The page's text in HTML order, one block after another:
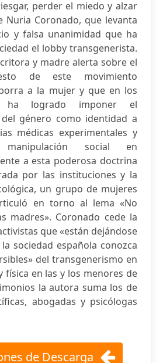
perder el miedo y alzar
Nuria Coronado, que levanta
y falsa unanimidad que ha
el lobby transgenerista.
y madre alerta sobre el
de este movimiento
a la mujer y que en los
ha logrado imponer el
género como identidad a
médicas experimentales y
social en
a esta poderosa doctrina
por las instituciones y la
un grupo de mujeres
en torno al lema «No
madres». Coronado cede la
que «están dejándose
sociedad española conozca
del transgenerismo en
física en las y los menores de
la autora suma los de
abogadas y psicólogas
de Descarga